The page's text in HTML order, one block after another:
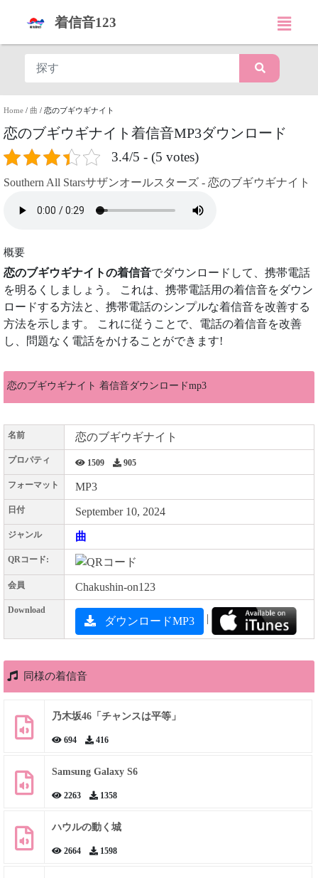
着信音123
Home / 曲 / 恋のブギウギナイト
恋のブギウギナイト着信音MP3ダウンロード
3.4/5 - (5 votes)
Southern All Starsサザンオールスターズ - 恋のブギウギナイト
概要
恋のブギウギナイトの着信音でダウンロードして、携帯電話
を明るくしましょう。 これは、携帯電話用の着信音をダウン
ロードする方法と、携帯電話のシンプルな着信音を改善する
方法を示します。 これに従うことで、電話の着信音を改善
し、問題なく電話をかけることができます!
恋のブギウギナイト 着信音ダウンロードmp3
名前 恋のブギウギナイト
プロパティ 1509 905
フォーマット MP3
日付 September 10, 2024
ジャンル 曲
QRコード:
会員 Chakushin-on123
Download
ダウンロードMP3 |
同様の着信音
乃木坂46「チャンスは平等」
694 416
Samsung Galaxy S6
2263 1358
ハウルの動く城
2664 1598